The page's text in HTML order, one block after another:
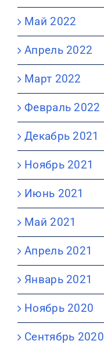
Май 2022
Апрель 2022
Март 2022
Февраль 2022
Декабрь 2021
Ноябрь 2021
Июнь 2021
Май 2021
Апрель 2021
Январь 2021
Ноябрь 2020
Сентябрь 2020